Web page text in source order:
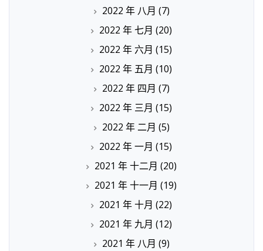
2022 年 八月 (7)
2022 年 七月 (20)
2022 年 六月 (15)
2022 年 五月 (10)
2022 年 四月 (7)
2022 年 三月 (15)
2022 年 二月 (5)
2022 年 一月 (15)
2021 年 十二月 (20)
2021 年 十一月 (19)
2021 年 十月 (22)
2021 年 九月 (12)
2021 年 八月 (9)